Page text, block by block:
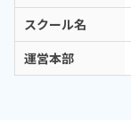
スクール名
運営本部